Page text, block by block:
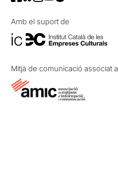
Amb el suport de
Mitjà de comunicació associat a